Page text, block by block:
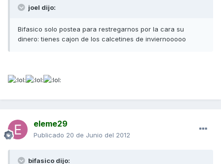
joel dijo:
Bifasico solo postea para restregarnos por la cara su
dinero: tienes cajon de los calcetines de inviernooooo
eleme29
Publicado 20 de Junio del 2012
bifasico dijo: